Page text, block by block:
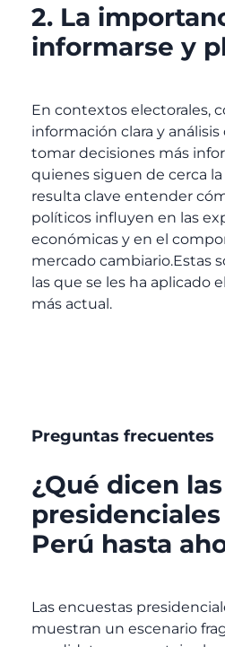
2. La
informarse y
En contextos electorales,
información clara y
tomar decisiones más
quienes siguen de cerca
resulta clave entender
políticos influyen en las
económicas y en el
mercado cambiario.Estas
las que se les ha aplicado
más actual.
Preguntas frecuentes
¿Qué dicen
Perú hasta
Las encuestas
muestran un escenario